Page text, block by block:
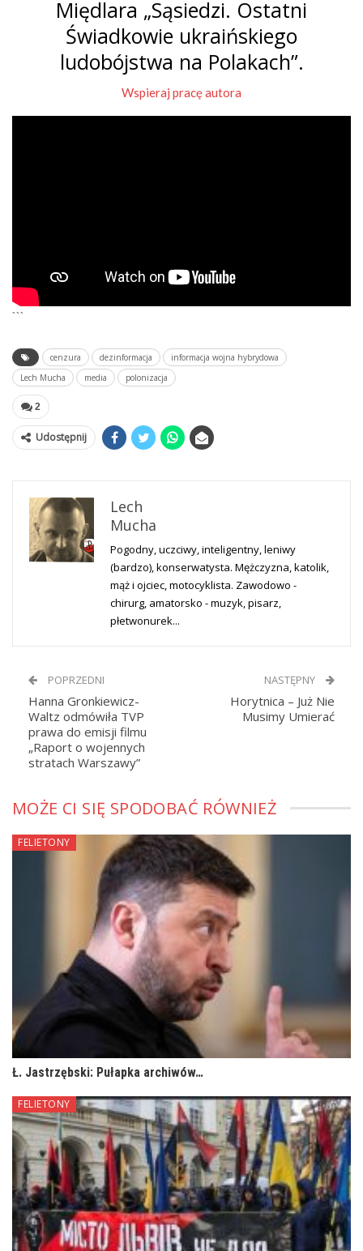
Międlara „Sąsiedzi. Ostatni
Świadkowie ukraińskiego
ludobójstwa na Polakach”.
Wspieraj pracę autora
```
cenzura dezinformacja
informacja wojna hybrydowa
Lech Mucha
media polonizacja
2
Udostępnij
Lech
Mucha
Pogodny, uczciwy, inteligentny, leniwy
(bardzo), konserwatysta. Mężczyzna, katolik,
mąż i ojciec, motocyklista. Zawodowo -
chirurg, amatorsko - muzyk, pisarz,
płetwonurek...
POPRZEDNI
Hanna Gronkiewicz-
Waltz odmówiła TVP
prawa do emisji filmu
„Raport o wojennych
stratach Warszawy”
NASTĘPNY
Horytnica – Już Nie
Musimy Umierać
MOŻE CI SIĘ SPODOBAĆ RÓWNIEŻ
FELIETONY
Ł. Jastrzębski: Pułapka archiwów…
FELIETONY